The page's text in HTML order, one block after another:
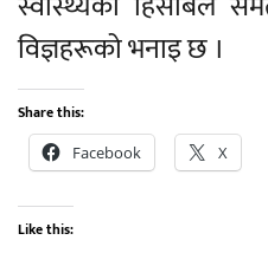
विज्ञहरूको भनाइ छ ।
Share this:
Facebook X
Like this: